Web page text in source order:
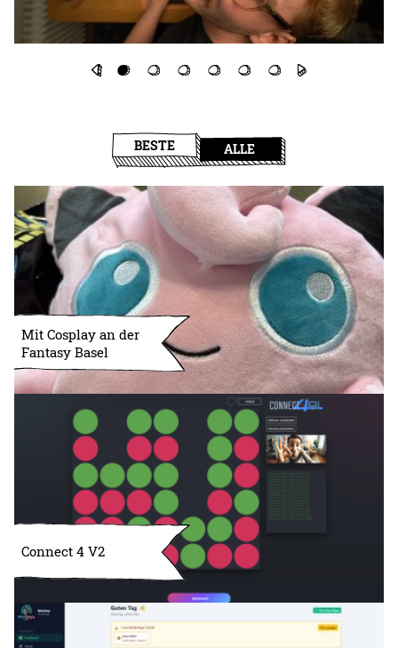
BESTE ALLE
Mit Cosplay an der
Fantasy Basel
Connect 4 V2